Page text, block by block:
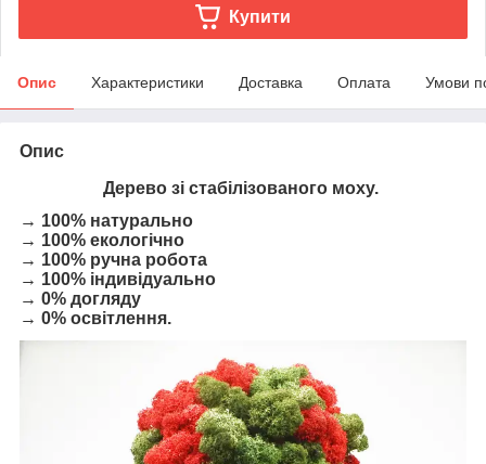
Купити
Опис Характеристики Доставка Оплата Умови
Опис
Дерево зі стабілізованого моху.
→ 100% натурально
→ 100% екологічно
→ 100% ручна робота
→ 100% індивідуально
→ 0% догляду
→ 0% освітлення.